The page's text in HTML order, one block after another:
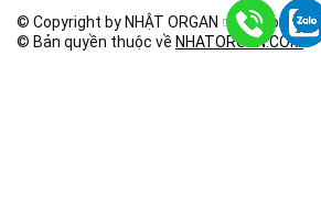
© Copyright by NHẬT ORGAN ☞ Do not Reup
© Bản quyền thuộc về NHATORGAN.COM